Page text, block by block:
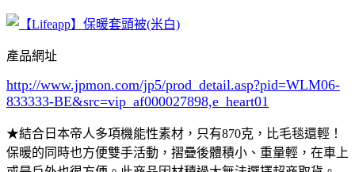
產品網址
http://www.jpmon.com/jp5/prod_detail.asp?pid=WLM06-
833333-BE&src=vip_af000027898,e_heart01
★結合日本帝人多項機能性素材，只有870克，比毛毯還輕！
保暖的同時也方便雙手活動，摺疊後體積小、重量輕，在車上